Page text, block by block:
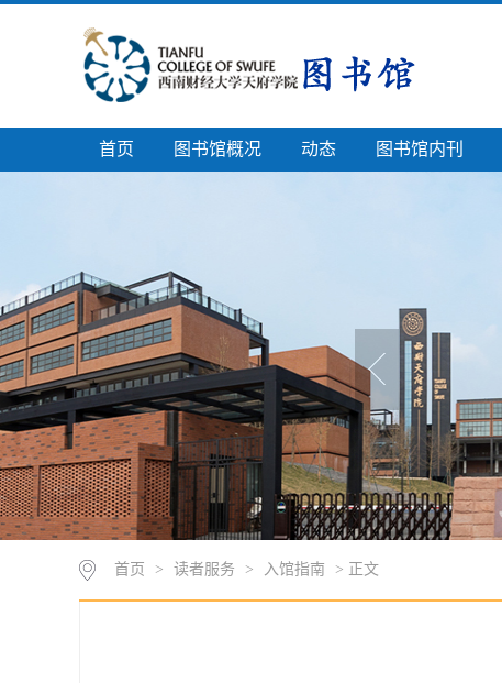
首页 图书馆概况 动态 图书馆内刊
首页 > 读者服务 > 入馆指南 > 正文